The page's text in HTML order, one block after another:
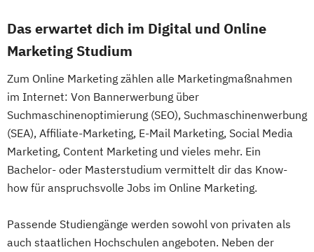
Das erwartet dich im Digital und Online
Marketing Studium
Zum Online Marketing zählen alle Marketingmaßnahmen
im Internet: Von Bannerwerbung über
Suchmaschinenoptimierung (SEO), Suchmaschinenwerbung
(SEA), Affiliate-Marketing, E-Mail Marketing, Social Media
Marketing, Content Marketing und vieles mehr. Ein
Bachelor- oder Masterstudium vermittelt dir das Know-
how für anspruchsvolle Jobs im Online Marketing.
Passende Studiengänge werden sowohl von privaten als
auch staatlichen Hochschulen angeboten. Neben der